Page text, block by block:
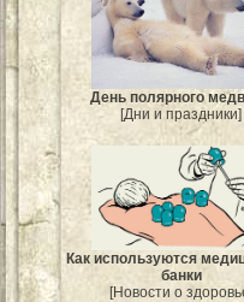
День полярного
[Дни и праздники]
Как используются
банки
[Новости о